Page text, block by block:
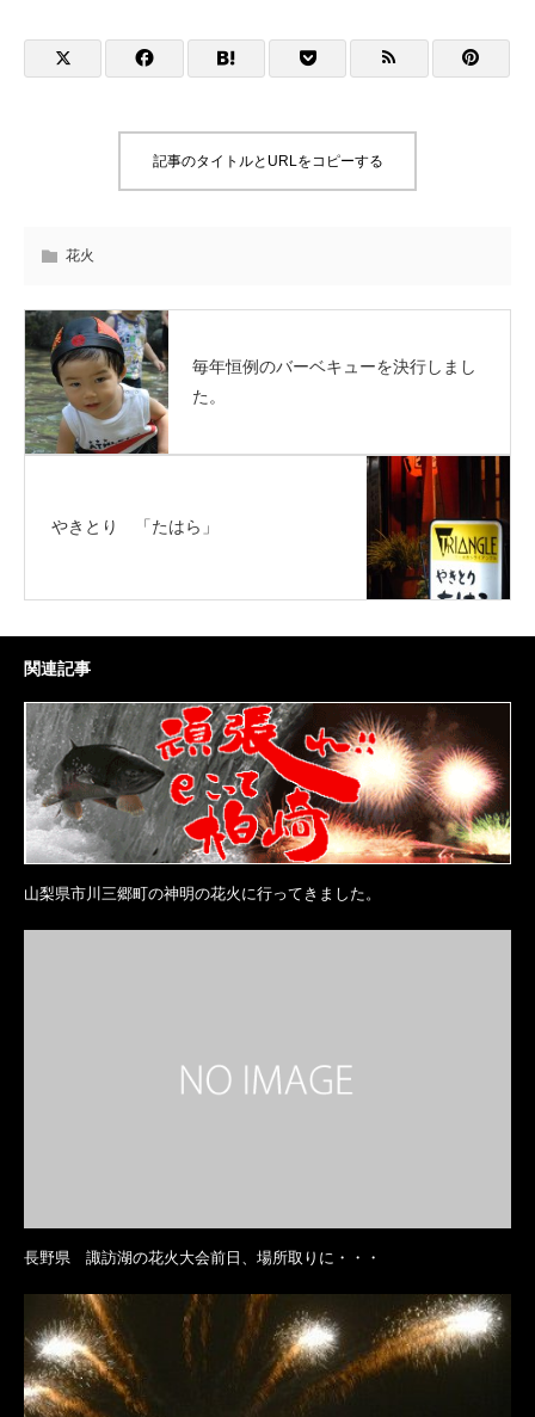
記事のタイトルとURLをコピーする
花火
毎年恒例のバーベキューを決行しまし
た。
やきとり 「たはら」
関連記事
山梨県市川三郷町の神明の花火に行ってきました。
長野県 諏訪湖の花火大会前日、場所取りに・・・